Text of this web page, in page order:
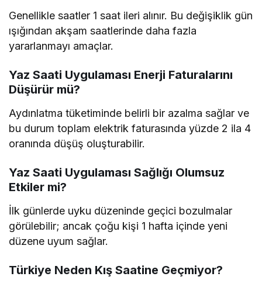
Genellikle saatler 1 saat ileri alınır. Bu değişiklik gün
ışığından akşam saatlerinde daha fazla
yararlanmayı amaçlar.
Yaz Saati Uygulaması Enerji Faturalarını
Düşürür mü?
Aydınlatma tüketiminde belirli bir azalma sağlar ve
bu durum toplam elektrik faturasında yüzde 2 ila 4
oranında düşüş oluşturabilir.
Yaz Saati Uygulaması Sağlığı Olumsuz
Etkiler mi?
İlk günlerde uyku düzeninde geçici bozulmalar
görülebilir; ancak çoğu kişi 1 hafta içinde yeni
düzene uyum sağlar.
Türkiye Neden Kış Saatine Geçmiyor?